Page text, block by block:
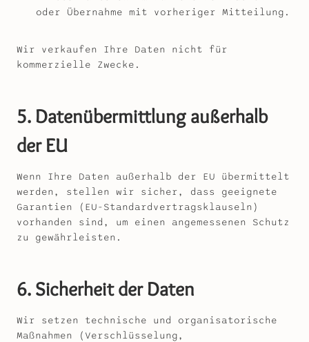
oder Übernahme mit vorheriger Mitteilung.
Wir verkaufen Ihre Daten nicht für
kommerzielle Zwecke.
5. Datenübermittlung außerhalb
der EU
Wenn Ihre Daten außerhalb der EU übermittelt
werden, stellen wir sicher, dass geeignete
Garantien (EU-Standardvertragsklauseln)
vorhanden sind, um einen angemessenen Schutz
zu gewährleisten.
6. Sicherheit der Daten
Wir setzen technische und organisatorische
Maßnahmen (Verschlüsselung,